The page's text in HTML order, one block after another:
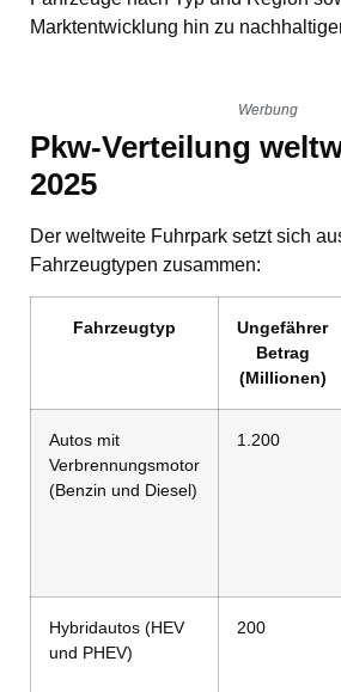
Marktentwicklung hin zu
Werbung
Pkw-Verteilung
2025
Der weltweite Fuhrpark setzt sich
Fahrzeugtypen zusammen:
Fahrzeugtyp
Ungefährer
Betrag
(Millionen)
Autos mit
Verbrennungsmotor
(Benzin und Diesel)
1.200
Hybridautos (HEV
und PHEV)
200